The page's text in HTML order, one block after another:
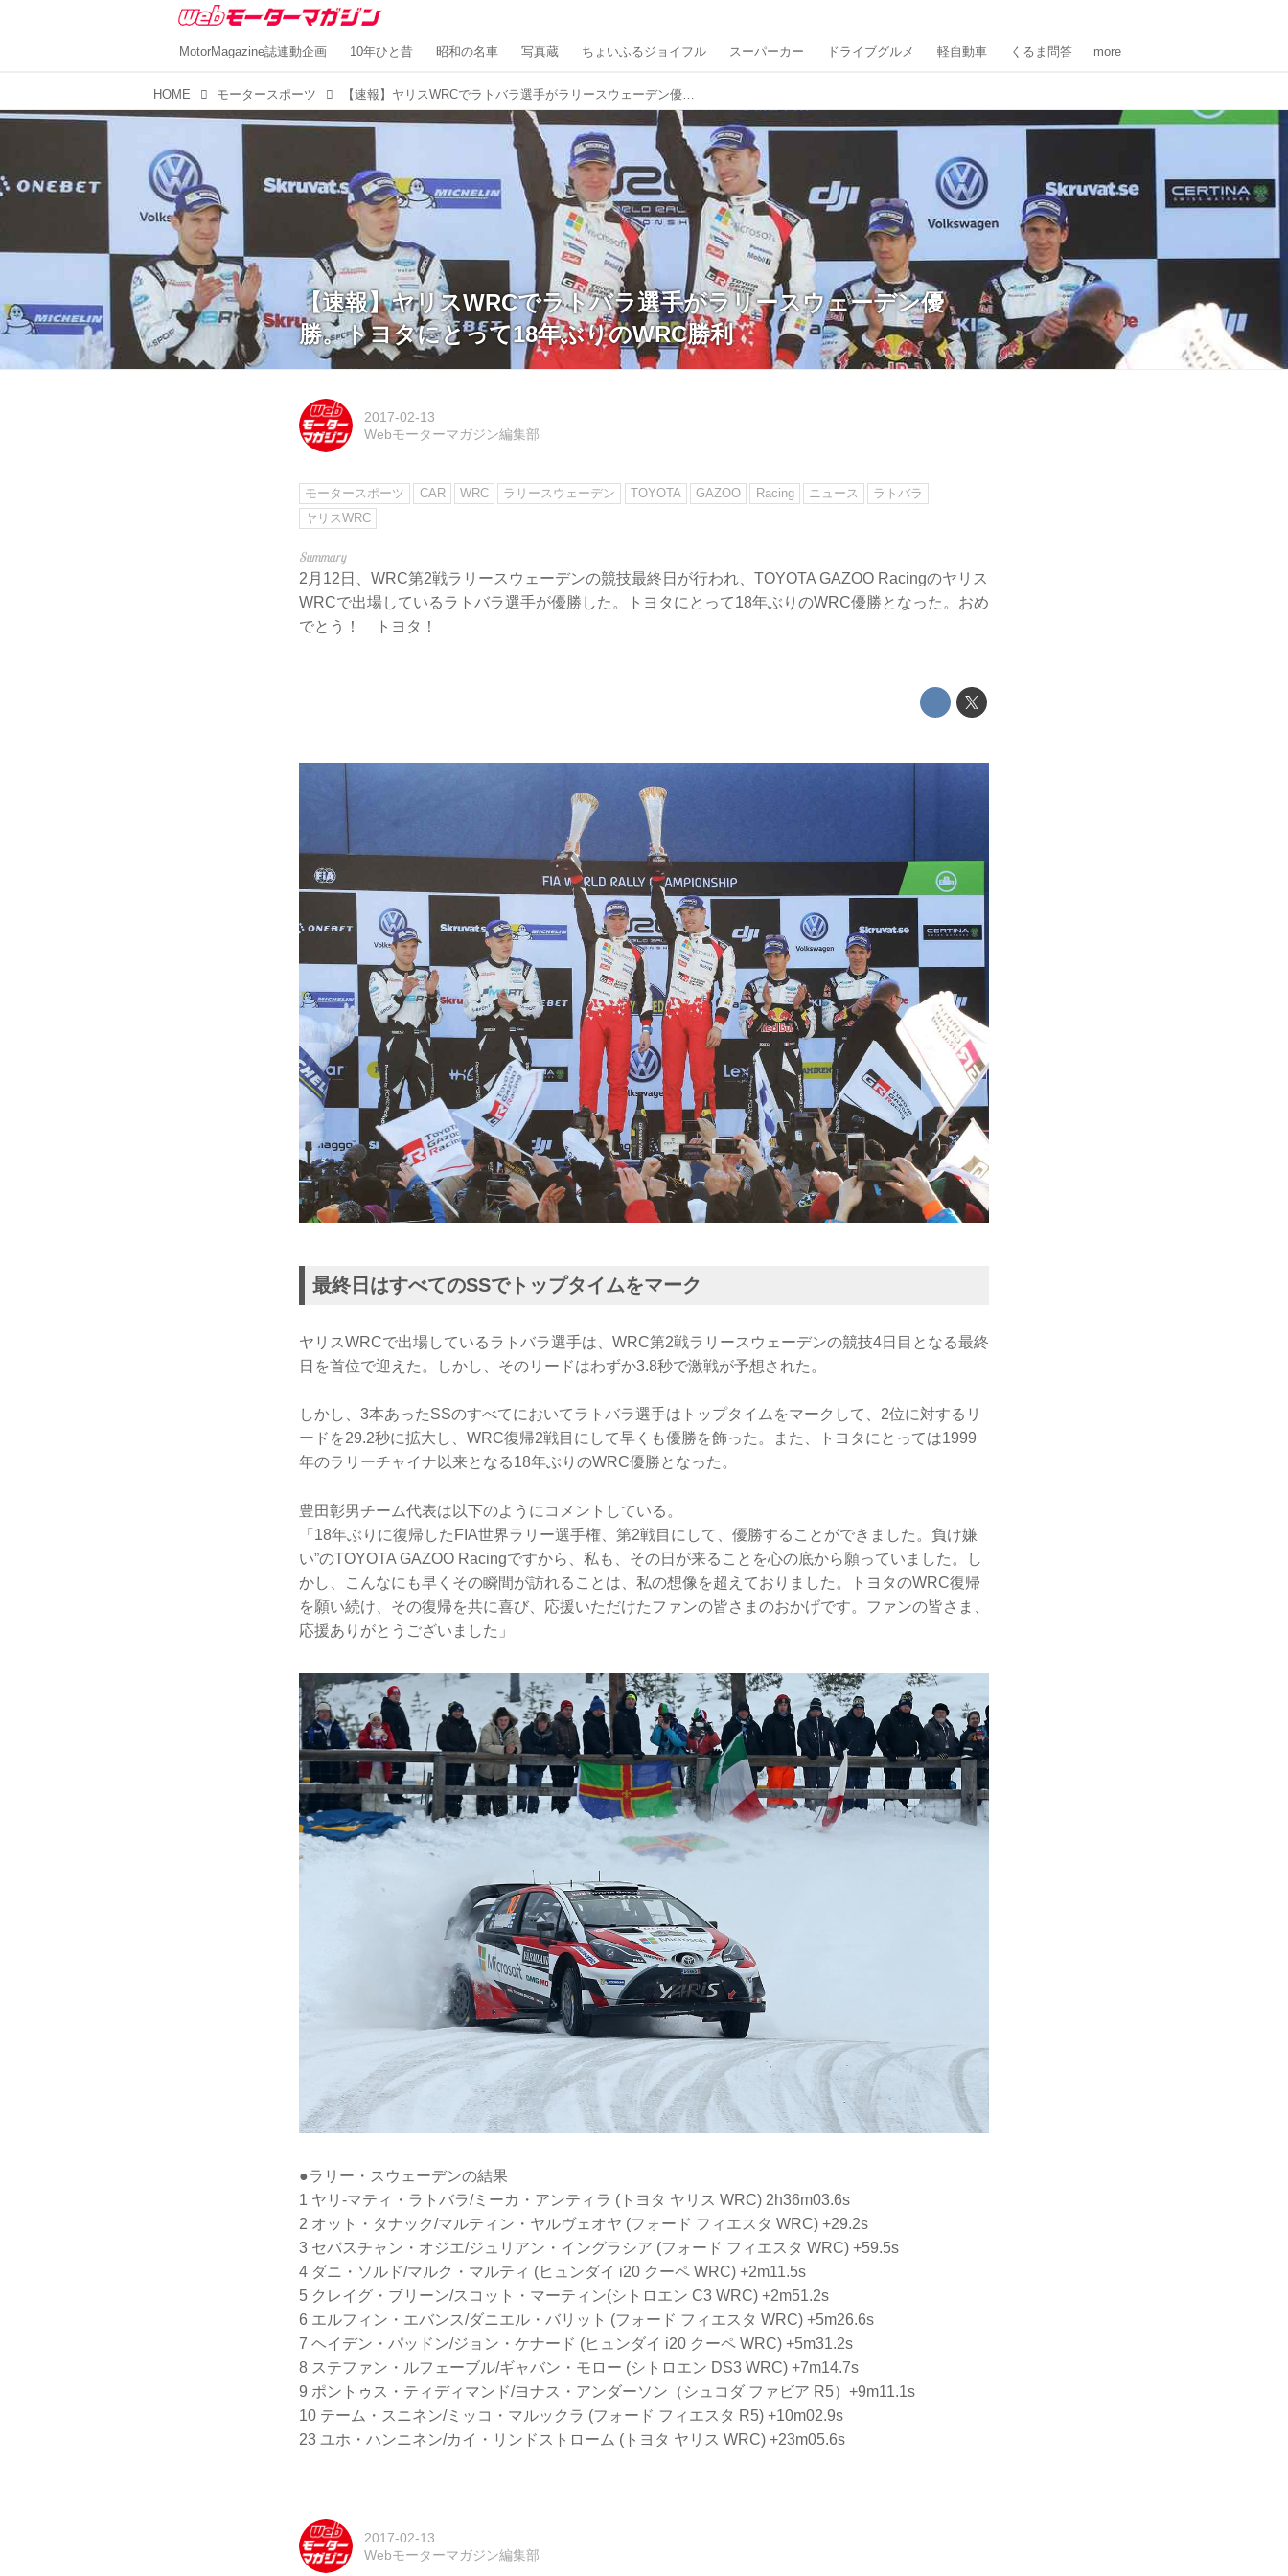
MotorMagazine誌連動企画 10年ひと昔 昭和の名車 写真蔵 ちょいふるジョイフル スーパーカー ドライブグルメ 軽自動車 くるま問答 more
HOME モータースポーツ 【速報】ヤリスWRCでラトバラ選手がラリースウェーデン優勝。トヨタにとって18年ぶりのWRC勝利
【速報】ヤリスWRCでラトバラ選手がラリースウェーデン優
勝。トヨタにとって18年ぶりのWRC勝利
2017-02-13
Webモーターマガジン編集部
モータースポーツ CAR WRC ラリースウェーデン TOYOTA GAZOO Racing ニュース
ラトバラ
ヤリスWRC
2月12日、WRC第2戦ラリースウェーデンの競技最終日が行われ、TOYOTA GAZOO Racingのヤリス
WRCで出場しているラトバラ選手が優勝した。トヨタにとって18年ぶりのWRC優勝となった。おめ
でとう！ トヨタ！
最終日はすべてのSSでトップタイムをマーク
ヤリスWRCで出場しているラトバラ選手は、WRC第2戦ラリースウェーデンの競技4日目となる最終
日を首位で迎えた。しかし、そのリードはわずか3.8秒で激戦が予想された。
しかし、3本あったSSのすべてにおいてラトバラ選手はトップタイムをマークして、2位に対するリ
ードを29.2秒に拡大し、WRC復帰2戦目にして早くも優勝を飾った。また、トヨタにとっては1999
年のラリーチャイナ以来となる18年ぶりのWRC優勝となった。
豊田彰男チーム代表は以下のようにコメントしている。
「18年ぶりに復帰したFIA世界ラリー選手権、第2戦目にして、優勝することができました。負け嫌
い”のTOYOTA GAZOO Racingですから、私も、その日が来ることを心の底から願っていました。し
かし、こんなにも早くその瞬間が訪れることは、私の想像を超えておりました。トヨタのWRC復帰
を願い続け、その復帰を共に喜び、応援いただけたファンの皆さまのおかげです。ファンの皆さま、
応援ありがとうございました」
●ラリー・スウェーデンの結果
1 ヤリ-マティ・ラトバラ/ミーカ・アンティラ (トヨタ ヤリス WRC) 2h36m03.6s
2 オット・タナック/マルティン・ヤルヴェオヤ (フォード フィエスタ WRC) +29.2s
3 セバスチャン・オジエ/ジュリアン・イングラシア (フォード フィエスタ WRC) +59.5s
4 ダニ・ソルド/マルク・マルティ (ヒュンダイ i20 クーペ WRC) +2m11.5s
5 クレイグ・ブリーン/スコット・マーティン(シトロエン C3 WRC) +2m51.2s
6 エルフィン・エバンス/ダニエル・バリット (フォード フィエスタ WRC) +5m26.6s
7 ヘイデン・パッドン/ジョン・ケナード (ヒュンダイ i20 クーペ WRC) +5m31.2s
8 ステファン・ルフェーブル/ギャバン・モロー (シトロエン DS3 WRC) +7m14.7s
9 ポントゥス・ティディマンド/ヨナス・アンダーソン（シュコダ ファビア R5）+9m11.1s
10 テーム・スニネン/ミッコ・マルックラ (フォード フィエスタ R5) +10m02.9s
23 ユホ・ハンニネン/カイ・リンドストローム (トヨタ ヤリス WRC) +23m05.6s
2017-02-13
Webモーターマガジン編集部